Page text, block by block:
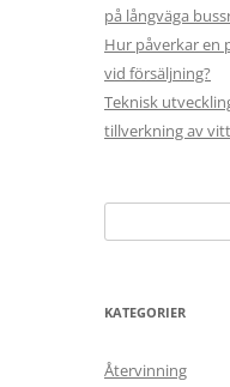
på långväga
Hur påverkar en
vid försäljning?
Teknisk
tillverkning av
efter:
KATEGORIER
Återvinning